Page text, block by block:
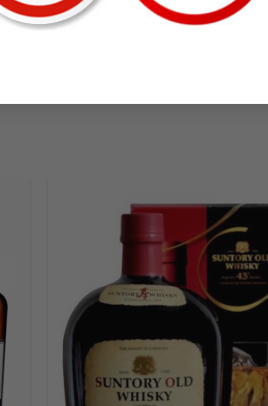
RƯỢU VODKA BELUGA GOLD LINE
– BELUGA BÚA
ADD TO
WISHLIST